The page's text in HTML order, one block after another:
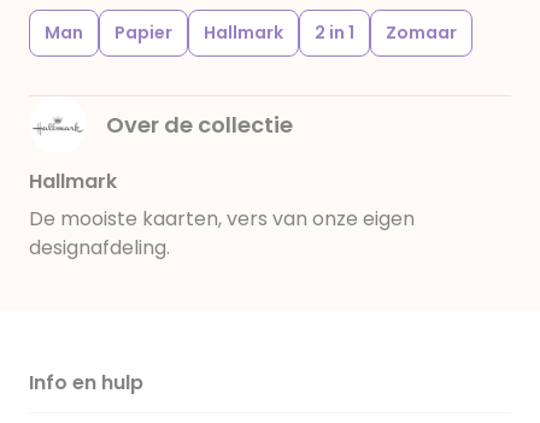
Man Papier Hallmark 2 in 1 Zomaar
Over de collectie
Hallmark
De mooiste kaarten, vers van onze eigen
designafdeling.
Info en hulp